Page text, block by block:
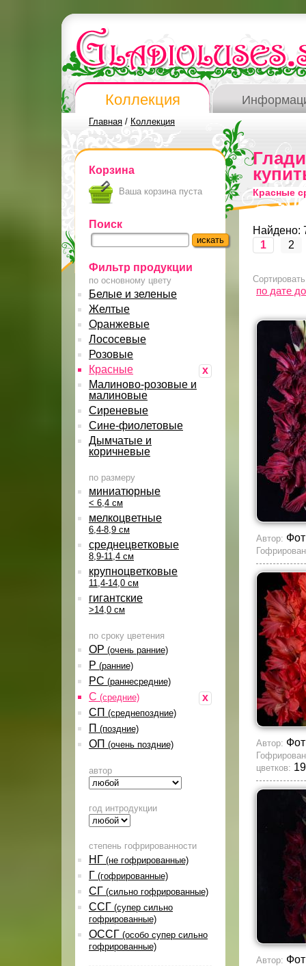
Коллекция
Главная / Коллекция
Корзина
Ваша корзина пуста
Поиск
Фильтр продукции
по основному цвету
Белые и зеленые
Желтые
Оранжевые
Лососевые
Розовые
x
Красные
Малиново-розовые и
малиновые
Сиреневые
Сине-фиолетовые
Дымчатые и
коричневые
по размеру
миниатюрные
< 6,4 см
мелкоцветные
6,4-8,9 см
среднецветковые
8,9-11,4 см
крупноцветковые
11,4-14,0 см
гигантские
>14,0 см
по сроку цветения
ОР (очень ранние)
Р (ранние)
РС (раннесредние)
x
С (средние)
СП (среднепоздние)
П (поздние)
ОП (очень поздние)
автор
год интродукции
степень гофрированности
НГ (не гофрированные)
Г (гофрированные)
СГ (сильно гофрированные)
ССГ (супер сильно
гофрированные)
ОССГ (особо супер сильно
гофрированные)
Красные
Найдено:
1
2
по дате
Автор:
Автор:
цветков:
Автор: